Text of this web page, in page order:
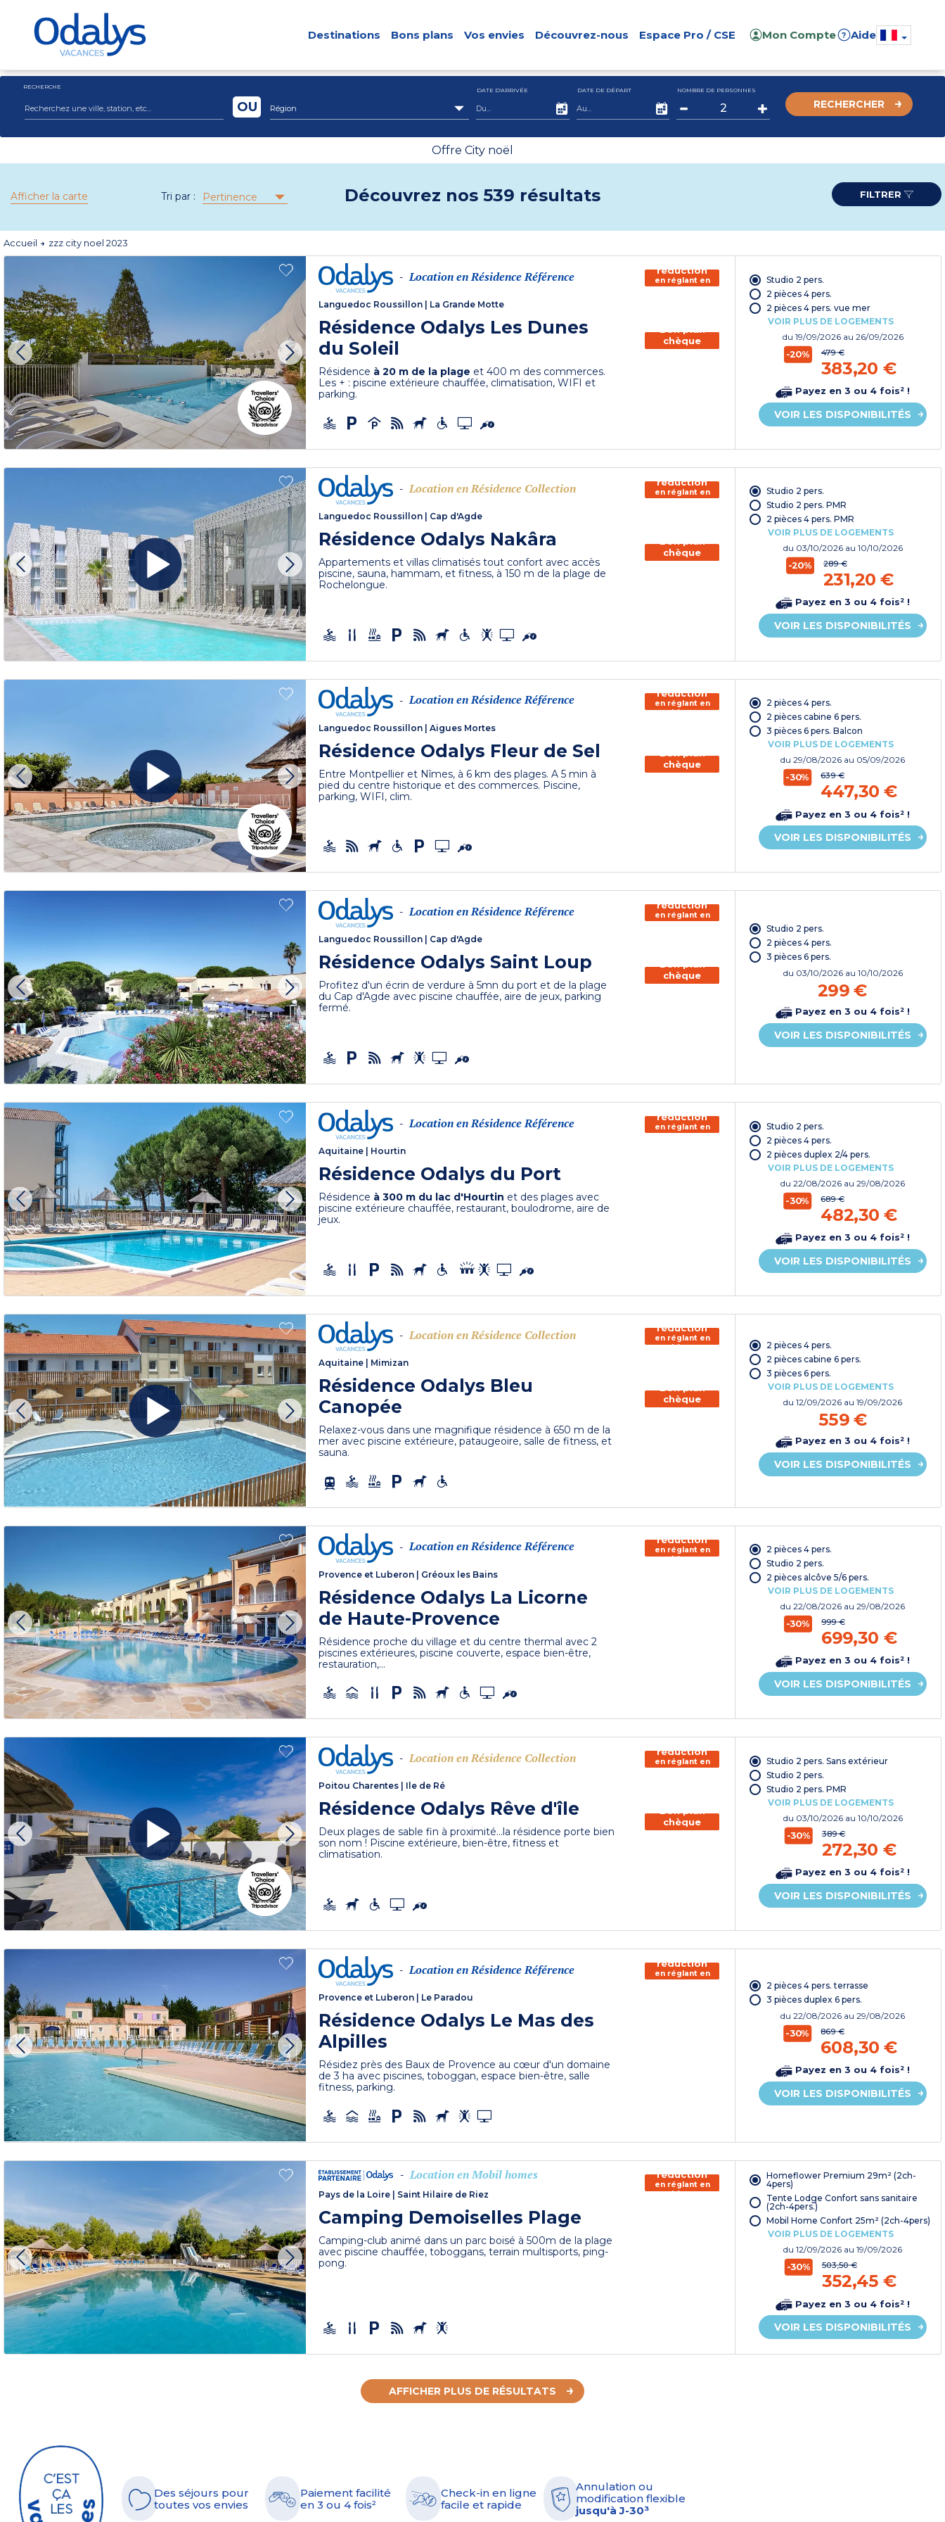
Destinations Bons plans Vos envies Découvrez-nous Espace Pro / CSE Mon Compte ? Aide
RECHERCHE
Région
OU
DATE D'ARRIVÉE DATE DE DÉPART NOMBRE DE PERSONNES
RECHERCHER
Offre City noël
Afficher la carte Tri par : Pertinence Découvrez nos 539 résultats FILTRER
Accueil zzz city noel 2023
- Location en Résidence Référence
Languedoc Roussillon La Grande Motte
Résidence Odalys Les Dunes
du Soleil
Résidence à 20 m de la plage et 400 m des commerces.
Les + : piscine extérieure chauffée, climatisation, WIFI et
parking.
150€ de
réduction
en réglant en
chèque
Bon plan
chèque
vacances
Studio 2 pers.
2 pièces 4 pers.
2 pièces 4 pers. vue mer
VOIR PLUS DE LOGEMENTS
du 19/09/2026 au 26/09/2026
-20% 479 €
383,20 €
Payez en 3 ou 4 fois² !
VOIR LES DISPONIBILITÉS
- Location en Résidence Collection
Languedoc Roussillon Cap d'Agde
Résidence Odalys Nakâra
Appartements et villas climatisés tout confort avec accès
piscine, sauna, hammam, et fitness, à 150 m de la plage de
Rochelongue.
150€ de
réduction
en réglant en
chèque
chèque
vacances
Studio 2 pers.
Studio 2 pers. PMR
2 pièces 4 pers. PMR
VOIR PLUS DE LOGEMENTS
du 03/10/2026 au 10/10/2026
-20% 289 €
231,20 €
Payez en 3 ou 4 fois² !
VOIR LES DISPONIBILITÉS
- Location en Résidence Référence
Languedoc Roussillon |Aigues Mortes
Résidence Odalys Fleur de Sel
Entre Montpellier et Nîmes, à 6 km des plages. A 5 min à
pied du centre historique et des commerces. Piscine,
parking, WIFI, clim.
150€ de
réduction
en réglant en
chèque
chèque
vacances
2 pièces 4 pers.
2 pièces cabine 6 pers.
3 pièces 6 pers. Balcon
VOIR PLUS DE LOGEMENTS
du29/08/2026 au 05/09/2026
-30% 639 €
447,30 €
Payez en 3 ou 4 fois² !
VOIR LES DISPONIBILITÉS
- Location en Résidence Référence
Languedoc Roussillon Cap d'Agde
Résidence Odalys Saint Loup
Profitez d'un écrin de verdure à 5mn du port et de la plage
du Cap d'Agde avec piscine chauffée, aire de jeux, parking
fermé.
150€ de
réduction
en réglant en
chèque
Bon plan
chèque
vacances
Studio 2 pers.
2 pièces 4 pers.
3 pièces 6 pers.
du 03/10/2026 au 10/10/2026
299 €
Payez en 3 ou 4 fois² !
VOIR LES DISPONIBILITÉS
- Location en Résidence Référence
Aquitaine Hourtin
Résidence Odalys du Port
Résidence à 300 m du lac d'Hourtin et des plages avec
piscine extérieure chauffée, restaurant, boulodrome, aire de
jeux.
150€ de
réduction
en réglant en
chèque
Studio 2 pers.
2 pièces 4 pers.
2 pièces duplex 2/4 pers.
VOIR PLUS DE LOGEMENTS
du22/08/2026 au 29/08/2026
-30% 689 €
482,30 €
Payez en 3 ou 4 fois² !
VOIR LES DISPONIBILITÉS
- Location en Résidence Collection
Aquitaine Mimizan
Résidence Odalys Bleu
Canopée
Relaxez-vous dans une magnifique résidence à 650 m de la
mer avec piscine extérieure, pataugeoire, salle de fitness, et
sauna.
150€ de
réduction
en réglant en
chèque
chèque
vacances
2 pièces 4 pers.
2 pièces cabine 6 pers.
3 pièces 6 pers.
VOIR PLUS DE LOGEMENTS
du12/09/2026 au 19/09/2026
559 €
Payez en 3 ou 4 fois² !
VOIR LES DISPONIBILITÉS
- Location en Résidence Référence
Provence et Luberon | Gréoux les Bains
Résidence Odalys La Licorne
de Haute-Provence
Résidence proche du village et du centre thermal avec 2
piscines extérieures, piscine couverte, espace bien-être,
restauration,...
150€ de
réduction
en réglant en
chèque
2 pièces 4 pers.
Studio 2 pers.
2 pièces alcôve 5/6 pers.
VOIR PLUS DE LOGEMENTS
du22/08/2026 au 29/08/2026
-30% 999 €
699,30 €
Payez en 3 ou 4 fois² !
VOIR LES DISPONIBILITÉS
- Location en Résidence Collection
Poitou Charentes Ile de Ré
Résidence Odalys Rêve d'île
Deux plages de sable fin à proximité...la résidence porte bien
son nom ! Piscine extérieure, bien-être, fitness et
climatisation.
150€ de
réduction
en réglant en
chèque
Bon plan
chèque
vacances
Studio 2 pers. Sans extérieur
Studio 2 pers.
Studio 2 pers. PMR
VOIR PLUS DE LOGEMENTS
du 03/10/2026 au 10/10/2026
-30% 389 €
272,30 €
Payez en 3 ou 4 fois² !
VOIR LES DISPONIBILITÉS
- Location en Résidence Référence
Provence et Luberon Le Paradou
Résidence Odalys Le Mas des
Alpilles
Résidez près des Baux de Provence au cœur d'un domaine
de 3 ha avec piscines, toboggan, espace bien-être, salle
fitness, parking.
150€ de
réduction
en réglant en
chèque
2 pièces 4 pers. terrasse
3 pièces duplex 6 pers.
du22/08/2026 au 29/08/2026
-30% 869 €
608,30 €
Payez en 3 ou 4 fois² !
VOIR LES DISPONIBILITÉS
- Location en Mobil homes
Pays de la Loire Saint Hilaire de Riez
Camping Demoiselles Plage
Camping-club animé dans un parc boisé à 500m de la plage
avec piscine chauffée, toboggans, terrain multisports, ping-
pong.
150€ de
réduction
en réglant en
chèque
Homeflower Premium 29m² (2ch-
4pers)
Tente Lodge Confort sans sanitaire
(2ch-4pers.)
Mobil Home Confort 25m² (2ch-4pers)
VOIR PLUS DE LOGEMENTS
du12/09/2026 au 19/09/2026
-30% 503,50 €
352,45 €
Payez en 3 ou 4 fois² !
VOIR LES DISPONIBILITÉS
AFFICHER PLUS DE RÉSULTATS
Des séjours pour
toutes vos envies
Paiement facilité
en 3 ou 4 fois²
Check-in en ligne
facile et rapide
Annulation ou
modification flexible
jusqu'à J-30³